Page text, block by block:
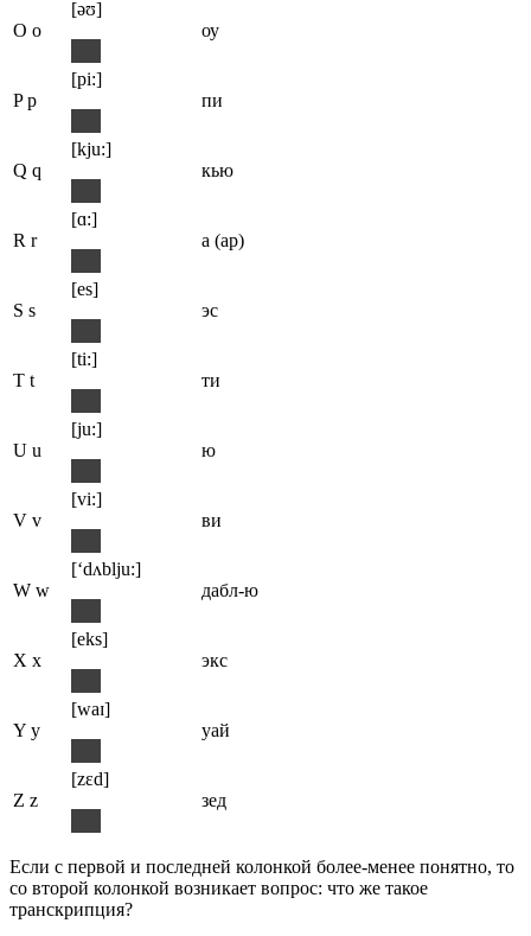
O o
[əʊ]
оу
P p
[pi:]
пи
Q q
[kju:]
кью
R r
[ɑ:]
а (ар)
S s
[es]
эс
T t
[ti:]
ти
U u
[ju:]
ю
V v
[vi:]
ви
W w
[‘dʌblju:]
дабл-ю
X x
[eks]
экс
Y y
[waɪ]
уай
Z z
[zɛd]
зед
Если с первой и последней колонкой более-менее понятно, то
со второй колонкой возникает вопрос: что же такое
транскрипция?